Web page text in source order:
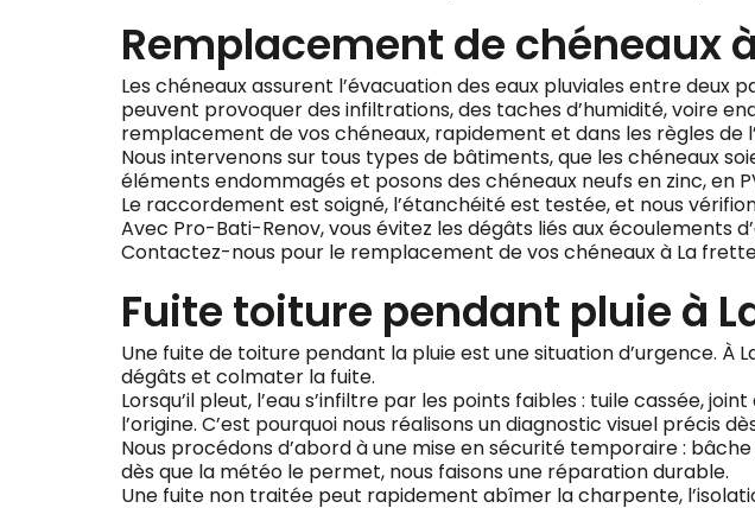
Remplacement de chéneaux
Les chéneaux assurent l’évacuation des eaux pluviales entre deux
peuvent provoquer des infiltrations, des taches d’humidité, voire
remplacement de vos chéneaux, rapidement et dans les règles de
Nous intervenons sur tous types de bâtiments, que les chéneaux
éléments endommagés et posons des chéneaux neufs en zinc, en
Le raccordement est soigné, l’étanchéité est testée, et nous
Avec Pro-Bati-Renov, vous évitez les dégâts liés aux écoulements
Contactez-nous pour le remplacement de vos chéneaux à La
Fuite toiture pendant pluie à
Une fuite de toiture pendant la pluie est une situation d’urgence.
dégâts et colmater la fuite.
Lorsqu’il pleut, l’eau s’infiltre par les points faibles : tuile cassée,
l’origine. C’est pourquoi nous réalisons un diagnostic visuel précis
Nous procédons d’abord à une mise en sécurité temporaire :
dès que la météo le permet, nous faisons une réparation durable.
Une fuite non traitée peut rapidement abîmer la charpente,